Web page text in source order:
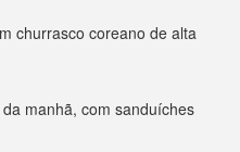
churrasco coreano de alta
manhã, com sanduíches